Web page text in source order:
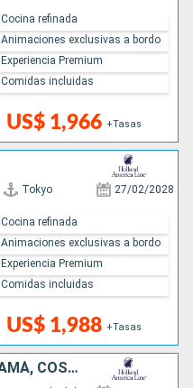
US$ 1,966 +Tasas
Cocina refinada
Animaciones exclusivas a bordo
Experiencia Premium
Comidas incluidas
Tokyo 27/02/2028
US$ 1,988 +Tasas
Cocina refinada
Animaciones exclusivas a bordo
Experiencia Premium
Comidas incluidas
BAHAMAS, COLOMBIA, PANAMÁ, COSTA RICA, ISLAS CAIMÁN, ESTADOS UNIDOS, ARUBA